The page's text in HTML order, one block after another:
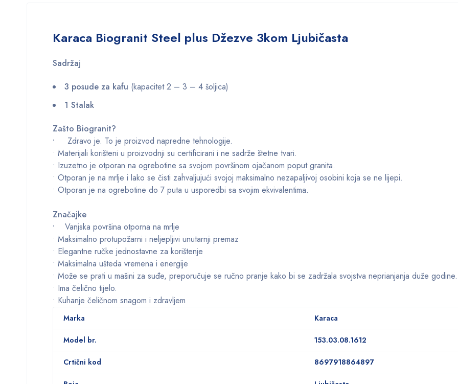
Karaca Biogranit Steel plus Džezve 3kom Ljubičasta
Sadržaj
3 posude za kafu (kapacitet 2 – 3 – 4 šoljica)
1 Stalak
Zašto Biogranit?
• Zdravo je. To je proizvod napredne tehnologije.
• Materijali korišteni u proizvodnji su certificirani i ne sadrže štetne tvari.
• Izuzetno je otporan na ogrebotine sa svojom površinom ojačanom poput granita.
• Otporan je na mrlje i lako se čisti zahvaljujući svojoj maksimalno nezapaljivoj osobini koja se ne lijepi.
• Otporan je na ogrebotine do 7 puta u usporedbi sa svojim ekvivalentima.
Značajke
•
Vanjska površina otporna na mrlje
• Maksimalno protupožarni i neljepljivi unutarnji premaz
• Elegantne ručke jednostavne za korištenje
• Maksimalna ušteda vremena i energije
• Može se prati u mašini za suđe, preporučuje se ručno pranje kako bi se zadržala svojstva neprianjanja duže godine.
• Ima čelično tijelo.
• Kuhanje čeličnom snagom i zdravljem
Marka Karaca
Model br. 153.03.08.1612
Crtični kod 8697918864897